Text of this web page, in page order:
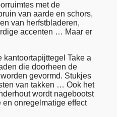
met de
van aarde en schors,
van herfstbladeren,
accenten … Maar er
kantoortapijttegel Take a
die doorheen de
gevormd. Stukjes
van takken … Ook het
wordt nagebootst
onregelmatige effect